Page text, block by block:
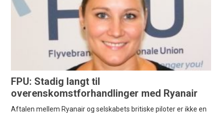
FPU: Stadig langt til
overenskomstforhandlinger med Ryanair
Aftalen mellem Ryanair og selskabets britiske piloter er ikke en